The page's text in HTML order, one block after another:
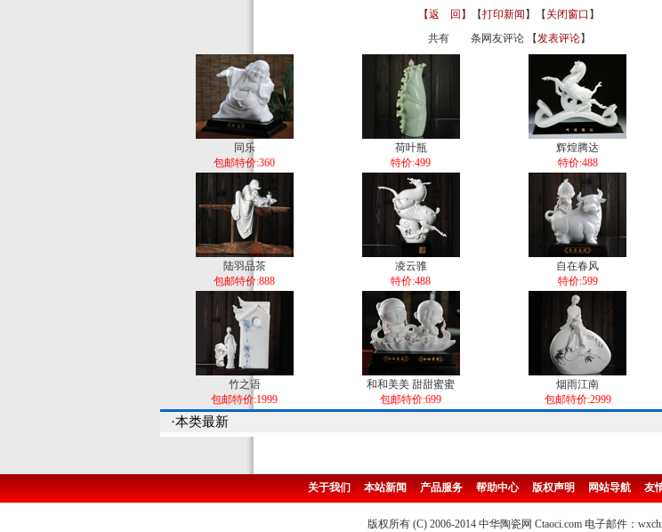
【返 回】
【打印新闻 】【 关闭窗口 】
共有
条网友评论 【发表评论】
同乐
包邮特价:360
荷叶瓶
特价:499
辉煌腾达
特价:488
陆羽品茶
包邮特价:888
凌云骓
特价:488
自在春风
特价:599
竹之语
包邮特价:1999
和和美美 甜甜蜜蜜
包邮特价:699
烟雨江南
包邮特价:2999
·本类最新
关于我们 本站新闻 产品服务 帮助中心 版权声明 网站导航 友
版权所有 (C) 2006-2014 中华陶瓷网 Ctaoci.com 电子邮件：